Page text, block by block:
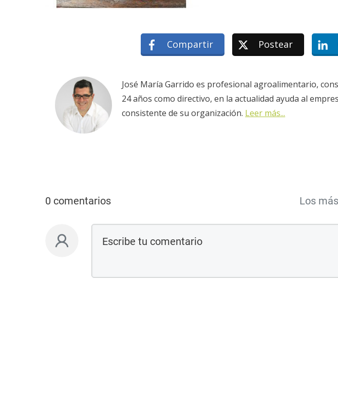
Compartir Postear
José María Garrido es profesional agroalimentario,
24 años como directivo, en la actualidad ayuda al
consistente de su organización. Leer más...
0 comentarios Los